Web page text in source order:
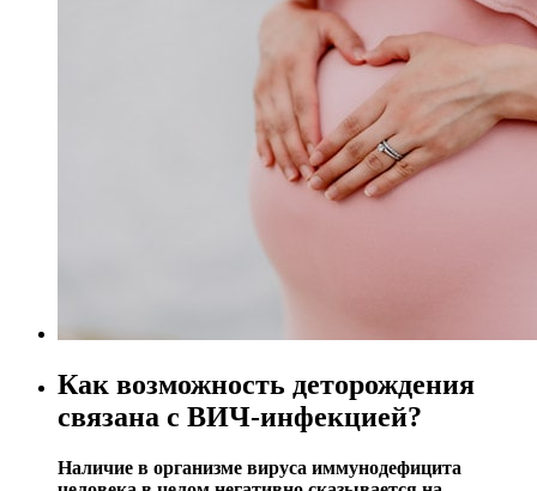
Как возможность деторождения
связана с ВИЧ-инфекцией?
Наличие в организме вируса иммунодефицита